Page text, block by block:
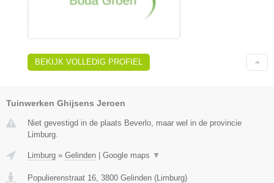
BEKIJK VOLLEDIG PROFIEL
Tuinwerken Ghijsens Jeroen
Niet gevestigd in de plaats Beverlo, maar wel in de provincie
Limburg.
Limburg » Gelinden Google maps ▼
Populierenstraat 16 3800 Gelinden ( Limburg)